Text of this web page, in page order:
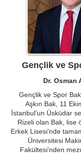
Gençlik ve
Dr. Osman
Gençlik ve Spor
Aşkın Bak, 11
İstanbul’un Üsküdar
Rizeli olan Bak, lise
Erkek Lisesi’nde
Üniversitesi
Fakültesi’nden